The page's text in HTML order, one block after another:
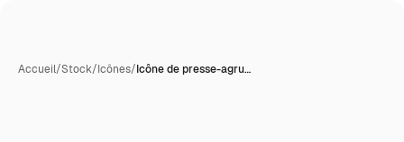
Accueil/Stock/Icônes/Icône de presse-agru…